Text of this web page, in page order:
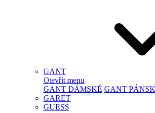
GANT
Otevřít menu
GANT DÁMSKÉ GANT
GARET
GUESS